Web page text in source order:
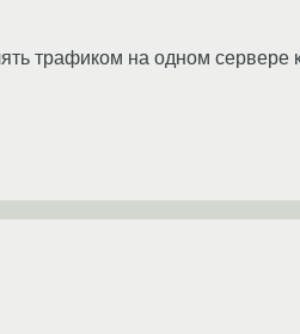
трафиком на одном сервере